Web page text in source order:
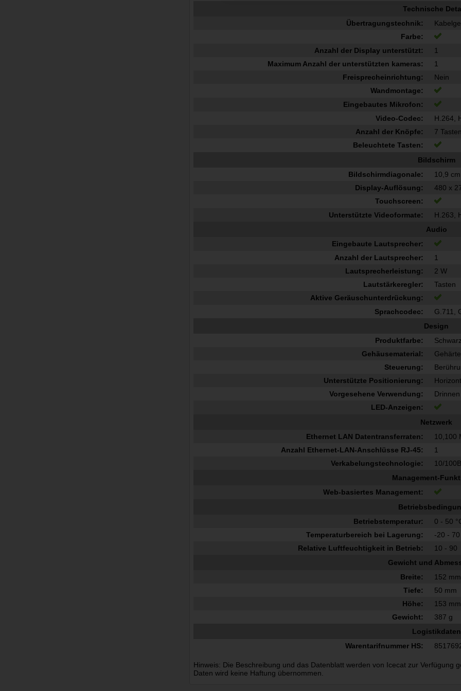
Technische
Übertragungstechnik:
Farbe:
Anzahl der Display unterstützt:
1
Maximum Anzahl der unterstützten kameras:
1
Freisprecheinrichtung:
Nein
Wandmontage:
Eingebautes Mikrofon:
Video-Codec:
H.264,
Anzahl der Knöpfe:
7 Tasten
Beleuchtete Tasten:
Bildschirm
Bildschirmdiagonale:
10,9
Display-Auflösung:
480 x
Touchscreen:
Unterstützte Videoformate:
H.263,
Audio
Eingebaute Lautsprecher:
Anzahl der Lautsprecher:
1
Lautsprecherleistung:
2 W
Lautstärkeregler:
Tasten
Aktive Geräuschunterdrückung:
Sprachcodec:
G.711,
Design
Produktfarbe:
Schwarz
Gehäusematerial:
Steuerung:
Unterstützte Positionierung:
Vorgesehene Verwendung:
Drinnen
LED-Anzeigen:
Netzwerk
Ethernet LAN Datentransferraten:
10,100
Anzahl Ethernet-LAN-Anschlüsse RJ-45:
1
Verkabelungstechnologie:
10/
Management-
Web-basiertes Management:
Betriebstemperatur:
0 - 50
Temperaturbereich bei Lagerung:
-20 - 70
Relative Luftfeuchtigkeit in Betrieb:
10 - 90
Gewicht und
Breite:
152 mm
Tiefe:
50 mm
Höhe:
153 mm
Gewicht:
387 g
Logistikdaten
Warentarifnummer HS:
Hinweis: Die Beschreibung und das Datenblatt werden von Icecat zur Verfügung
Daten wird keine Haftung übernommen.